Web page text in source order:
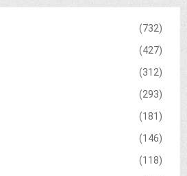
(732)
(427)
(312)
(293)
(181)
(146)
(118)